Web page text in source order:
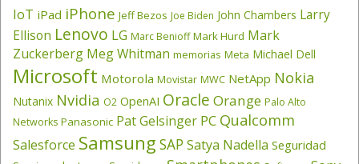
IoT iPad iPhone Jeff Bezos Joe Biden John Chambers Larry
Ellison Lenovo LG Marc Benioff Mark Hurd Mark
Zuckerberg Meg Whitman memorias Meta Michael Dell
Microsoft Motorola Movistar MWC NetApp Nokia
Nutanix Nvidia O2 OpenAI Oracle Orange Palo Alto
Networks Panasonic Pat Gelsinger PC Qualcomm
Salesforce Samsung SAP Satya Nadella Seguridad